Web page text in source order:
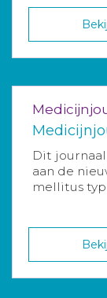
Dit
aan de
mellitus